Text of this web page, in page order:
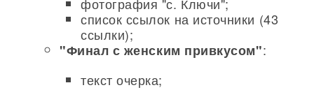
список ссылок на источники (43
ссылки);
"Финал с женским привкусом":
текст очерка;